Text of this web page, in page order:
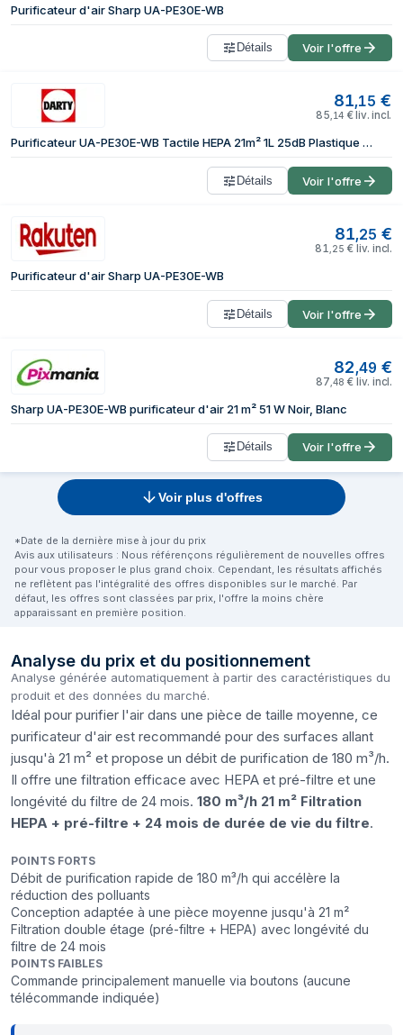
Purificateur d'air Sharp UA-PE30E-WB
Détails Voir l'offre
81,15 €
85 14 € liv. incl.
Purificateur UA-PE30E-WB Tactile HEPA 21m² 1L 25dB Plastique Blanc Noir
Détails Voir l'offre
81,25 €
81 25 € liv. incl.
Purificateur d'air Sharp UA-PE30E-WB
Détails Voir l'offre
82,49 €
87 48 € liv. incl.
Sharp UA-PE30E-WB purificateur d'air 21 m² 51 W Noir, Blanc
Détails Voir l'offre
Voir plus d'offres
*Date de la dernière mise à jour du prix
Avis aux utilisateurs : Nous référençons régulièrement de nouvelles offres
pour vous proposer le plus grand choix. Cependant, les résultats affichés
ne reflètent pas l'intégralité des offres disponibles sur le marché. Par
défaut, les offres sont classées par prix, l'offre la moins chère
apparaissant en première position.
Analyse du prix et du positionnement
Analyse générée automatiquement à partir des caractéristiques du
produit et des données du marché.
Idéal pour purifier l'air dans une pièce de taille moyenne, ce
purificateur d'air est recommandé pour des surfaces allant
jusqu'à 21 m² et propose un débit de purification de 180 m³/h.
Il offre une filtration efficace avec HEPA et pré-filtre et une
longévité du filtre de 24 mois. 180 m³/h 21 m² Filtration
HEPA + pré-filtre + 24 mois de durée de vie du filtre.
POINTS FORTS
Débit de purification rapide de 180 m³/h qui accélère la
réduction des polluants
Conception adaptée à une pièce moyenne jusqu'à 21 m²
Filtration double étage (pré-filtre + HEPA) avec longévité du
filtre de 24 mois
POINTS FAIBLES
Commande principalement manuelle via boutons (aucune
télécommande indiquée)